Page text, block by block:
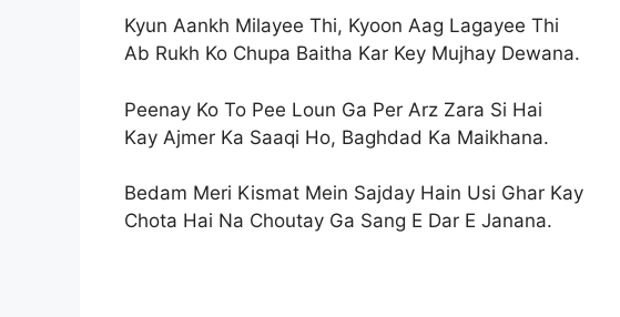
Kyun Aankh Milayee Thi, Kyoon Aag Lagayee Thi
Ab Rukh Ko Chupa Baitha Kar Key Mujhay Dewana.
Peenay Ko To Pee Loun Ga Per Arz Zara Si Hai
Kay Ajmer Ka Saaqi Ho, Baghdad Ka Maikhana.
Bedam Meri Kismat Mein Sajday Hain Usi Ghar Kay
Chota Hai Na Choutay Ga Sang E Dar E Janana.